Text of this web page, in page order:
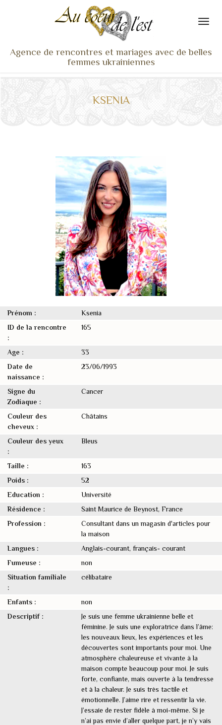
Agence de rencontres et mariages avec de belles
femmes ukrainiennes
NOS ADHÉRENTES
ACTUS
COACHING RENCONTRE
NOTRE DIFFÉRENCE
CONTACT
KSENIA
Prénom :
Ksenia
ID de la rencontre
:
165
Age :
33
Date de
naissance :
23/06/1993
Signe du
Zodiaque :
Cancer
Couleur des
cheveux :
Châtains
Couleur des yeux
:
Bleus
Taille :
163
Poids :
52
Education :
Université
Résidence :
Saint Maurice de Beynost, France
Profession :
Consultant dans un magasin d'articles pour
la maison
Langues :
Anglais-courant, français- courant
Fumeuse :
non
Situation familiale
:
célibataire
Enfants :
non
Descriptif :
Je suis une femme ukrainienne belle et
féminine. Je suis une exploratrice dans l’âme:
les nouveaux lieux, les expériences et les
découvertes sont importants pour moi. Une
atmosphère chaleureuse et vivante à la
maison compte beaucoup pour moi. Je suis
forte, confiante, mais ouverte à la tendresse
et à la chaleur. Je suis très tactile et
émotionnelle. J’aime rire et ressentir la vie.
J’essaie de rester fidèle à moi-même. Si je
n’ai pas envie d’aller quelque part, je n’y vais